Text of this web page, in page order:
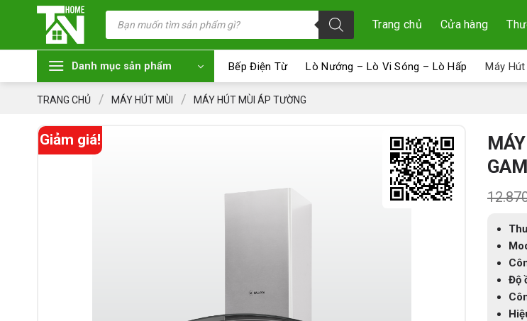
Tìm
kiếm
phẩm
Trang chủ Cửa hàng
Danh mục sản phẩm Bếp Điện Từ Lò Nướng – Lò Vi Sóng – Lò Hấp Máy Hút
TRANG CHỦ / MÁY HÚT MÙI / MÁY HÚT MÙI ÁP TƯỜNG
Giảm giá!
Độ